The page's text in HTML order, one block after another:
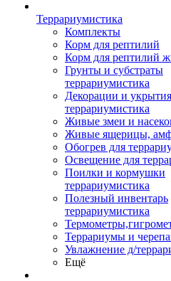
Террариумистика
Комплекты
Корм для рептилий
Корм для рептилий
Грунты и субстраты
террариумистика
Декорации и укрытия
террариумистика
Живые змеи и
Живые ящерицы,
Обогрев для
Освещение для
Поилки и кормушки
террариумистика
Полезный инвентарь
террариумистика
Террариумы и
Увлажнение д/
Ещё